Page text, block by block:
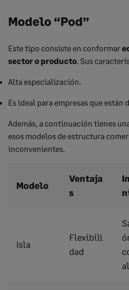
Modelo “Pod”
Este tipo consiste en conformar
sector o producto. Sus
Alta especialización.
Es ideal para empresas que están
Además, a continuación tienes
esos modelos de estructura
inconvenientes.
Modelo
Ventaja
s
Isla
Flexibili
dad
al